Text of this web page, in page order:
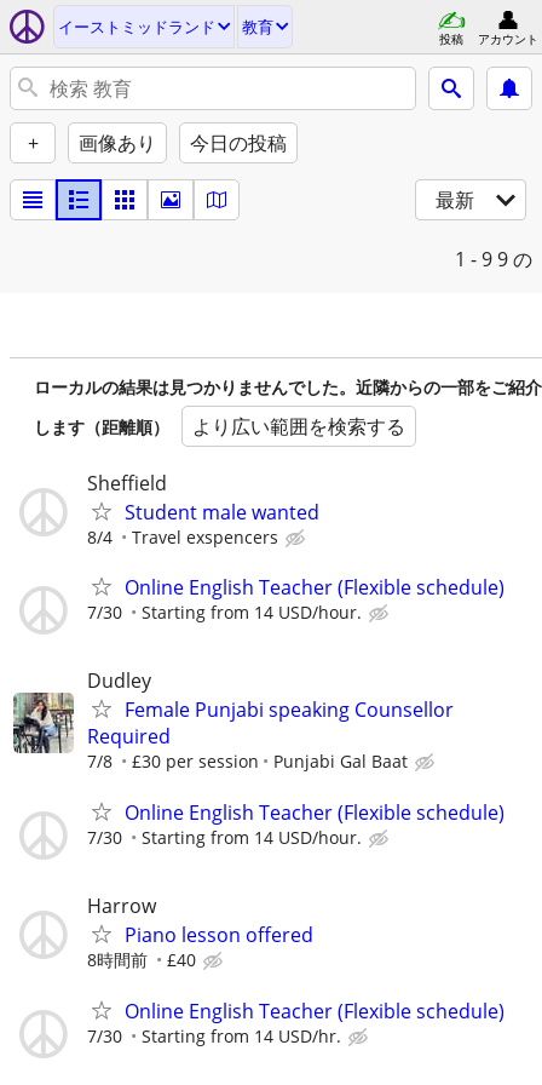
イーストミッドランド 教育
投稿 アカウント
+ 画像あり 今日の投稿
最新
1 - 99 の
ローカルの結果は見つかりませんでした。近隣からの一部をご紹介
します（距離順）
より広い範囲を検索する
Sheffield
Student male wanted
8/4 Travel exspencers
Online English Teacher (Flexible schedule)
7/30 Starting from 14 USD/hour.
Dudley
Female Punjabi speaking Counsellor
Required
7/8 £30 per session Punjabi Gal Baat
Online English Teacher (Flexible schedule)
7/30 Starting from 14 USD/hour.
Harrow
Piano lesson offered
8時間前 £40
Online English Teacher (Flexible schedule)
7/30 Starting from 14 USD/hr.